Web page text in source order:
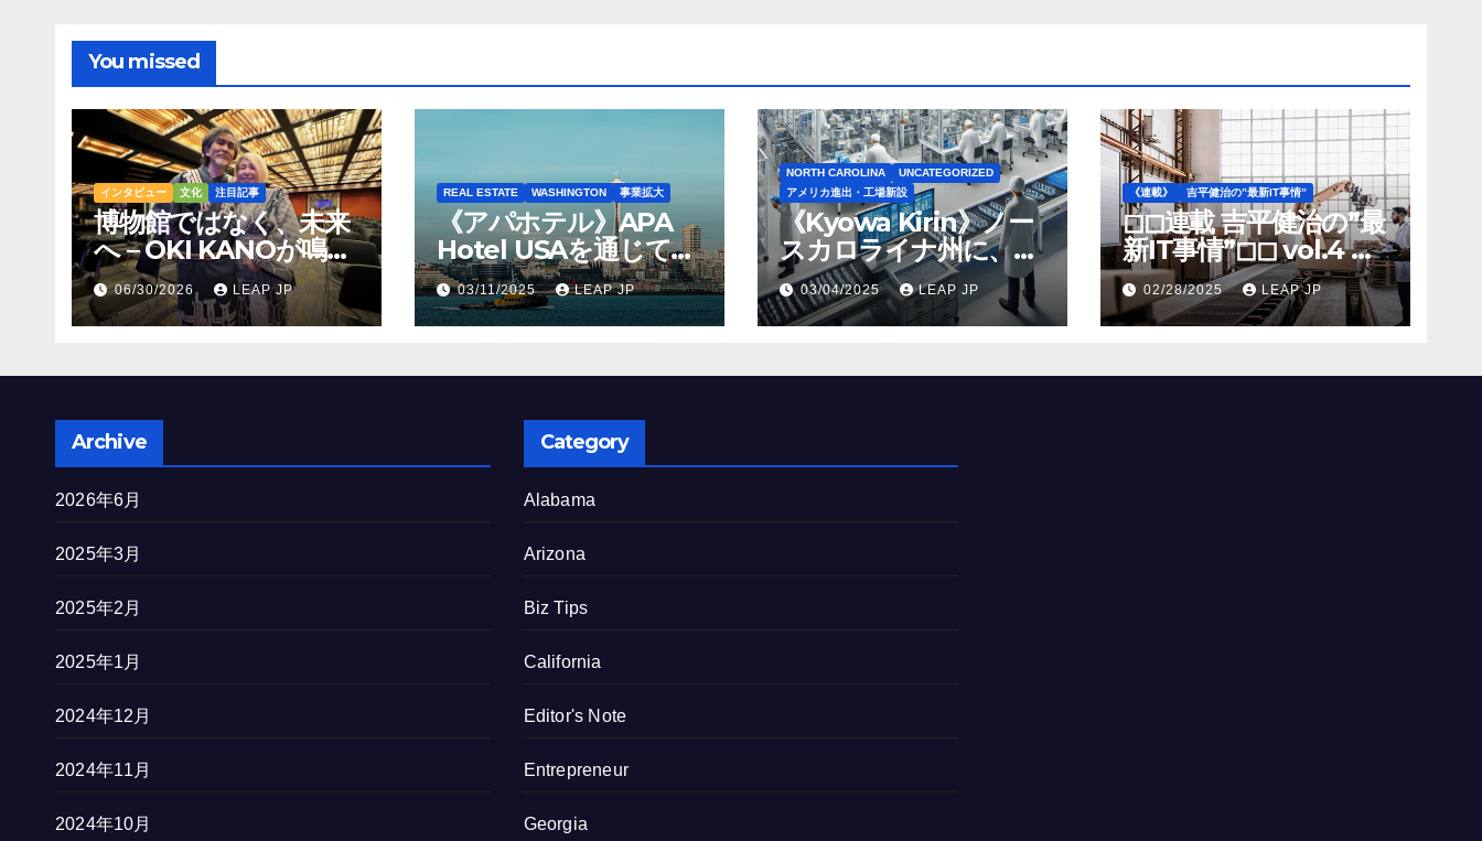
You missed
インタビュー 文化 注目記事
博物館ではなく、未来
へ – OKI KANOが鳴ら
すトンコリの音
06/30/2026 LEAP JP
REAL ESTATE WASHINGTON 事業拡大
《アパホテル》APA
Hotel USAを通じて
Hilton Seattleの取得
を完了
03/11/2025 LEAP JP
NORTH CAROLINA
UNCATEGORIZED
アメリカ進出・工場新設
《Kyowa Kirin》ノー
スカロライナ州に、北
米リージョン初の工場
建設を決定
03/04/2025 LEAP JP
《連載》 吉平健治の”最新IT事情”
◻︎◻︎連載 吉平健治の”最
新IT事情”◻︎◻︎ vol.4 AI
導入が変革を加速する
米国製造業の最前線
02/28/2025 LEAP JP
Archive
2026年6月
2025年3月
2025年2月
2025年1月
2024年12月
2024年11月
2024年10月
Category
Alabama
Arizona
Biz Tips
California
Editor's Note
Entrepreneur
Georgia